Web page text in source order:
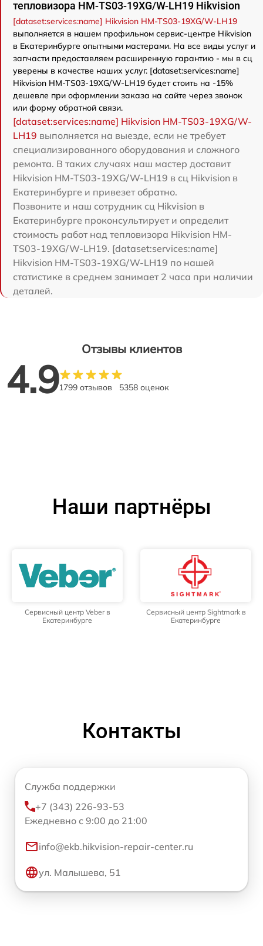
тепловизора HM-TS03-19XG/W-LH19 Hikvision
[dataset:services:name] Hikvision HM-TS03-19XG/W-LH19
выполняется в нашем профильном сервис-центре Hikvision
в Екатеринбурге опытными мастерами. На все виды услуг и
запчасти предоставляем расширенную гарантию - мы в сц
уверены в качестве наших услуг. [dataset:services:name]
Hikvision HM-TS03-19XG/W-LH19 будет стоить на -15%
дешевле при оформлении заказа на сайте через звонок
или форму обратной связи.
[dataset:services:name] Hikvision HM-TS03-19XG/W-
LH19 выполняется на выезде, если не требует
специализированного оборудования и сложного
ремонта. В таких случаях наш мастер доставит
Hikvision HM-TS03-19XG/W-LH19 в сц Hikvision в
Екатеринбурге и привезет обратно.
Позвоните и наш сотрудник сц Hikvision в
Екатеринбурге проконсультирует и определит
стоимость работ над тепловизора Hikvision HM-
TS03-19XG/W-LH19. [dataset:services:name]
Hikvision HM-TS03-19XG/W-LH19 по нашей
статистике в среднем занимает 2 часа при наличии
деталей.
Отзывы клиентов
4.91799 отзывов 5358 оценок
Наши партнёры
Сервисный центр Veber в
Екатеринбурге
Сервисный центр Sightmark в
Екатеринбурге
Контакты
Служба поддержки
+7 (343) 226-93-53
Ежедневно с 9:00 до 21:00
info@ekb.hikvision-repair-center.ru
ул. Малышева, 51